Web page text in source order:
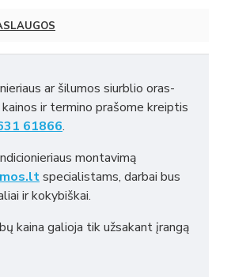
ar šilumos siurblio oras-
ir termino prašome kreiptis
61866.
montavimą
specialistams, darbai bus
ir kokybiškai.
kaina galioja tik užsakant įrangą